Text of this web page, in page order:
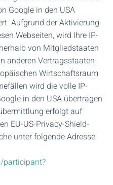
Google in den USA
Aufgrund der Aktivierung
Webseiten, wird Ihre IP-
von Mitgliedstaaten
anderen Vertragsstaaten
Wirtschaftsraum
wird die volle IP-
in den USA übertragen
erfolgt auf
EU-US-Privacy-Shield-
unter folgende Adresse
participant?